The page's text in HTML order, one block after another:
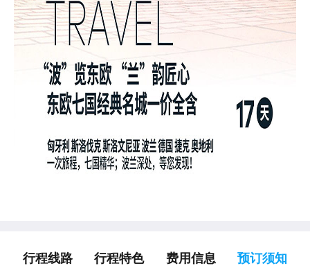
行程线路 行程特色 费用信息 预订须知